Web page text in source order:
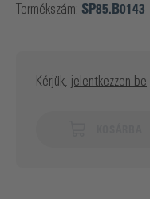
Termékszám: SP85.B0143
Kérjük, jelentkezzen be